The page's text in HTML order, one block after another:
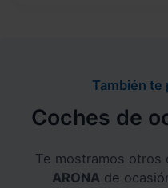
También te
Coches de
Te mostramos otros
ARONA de